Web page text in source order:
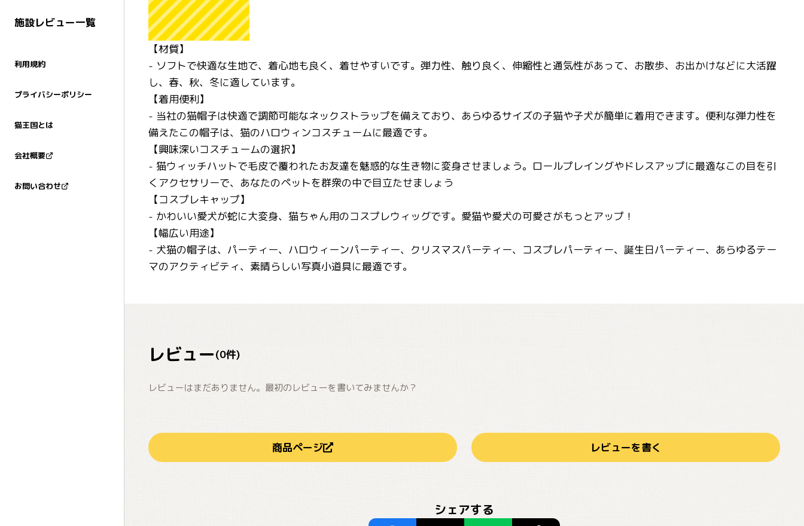
施設レビュー一覧
利用規約
プライバシーポリシー
猫王国とは
会社概要
お問い合わせ
【材質】
- ソフトで快適な生地で、着心地も良く、着せやすいです。弾力性、触り良く、伸縮性と通気性があって、お散歩、お出かけなどに大活躍
し、春、秋、冬に適しています。
【着用便利】
- 当社の猫帽子は快適で調節可能なネックストラップを備えており、あらゆるサイズの子猫や子犬が簡単に着用できます。便利な弾力性を
備えたこの帽子は、猫のハロウィンコスチュームに最適です。
【興味深いコスチュームの選択】
- 猫ウィッチハットで毛皮で覆われたお友達を魅惑的な生き物に変身させましょう。ロールプレイングやドレスアップに最適なこの目を引
くアクセサリーで、あなたのペットを群衆の中で目立たせましょう
【コスプレキャップ】
- かわいい愛犬が蛇に大変身、猫ちゃん用のコスプレウィッグです。愛猫や愛犬の可愛さがもっとアップ！
【幅広い用途】
- 犬猫の帽子は、パーティー、ハロウィーンパーティー、クリスマスパーティー、コスプレパーティー、誕生日パーティー、あらゆるテー
マのアクティビティ、素晴らしい写真小道具に最適です。
レビュー(0件)
レビューはまだありません。最初のレビューを書いてみませんか？
商品ページ レビューを書く
シェアする